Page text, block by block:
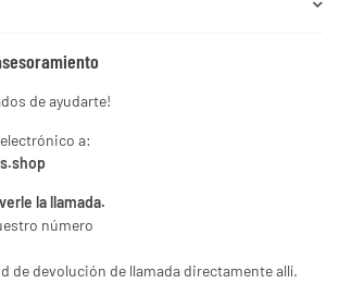
de ayudarte!
a:
la llamada.
número
de devolución de llamada directamente allí.